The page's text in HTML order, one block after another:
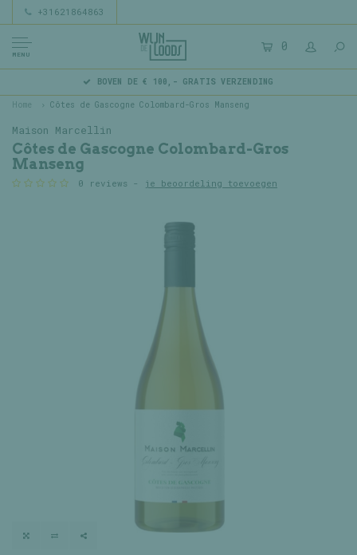
+31621864863
MENU
0
BOVEN DE € 100,- GRATIS VERZENDING
Home Côtes de Gascogne Colombard-Gros Manseng
Maison Marcellin
Côtes de Gascogne Colombard-Gros
Manseng
0 reviews - je beoordeling toevoegen